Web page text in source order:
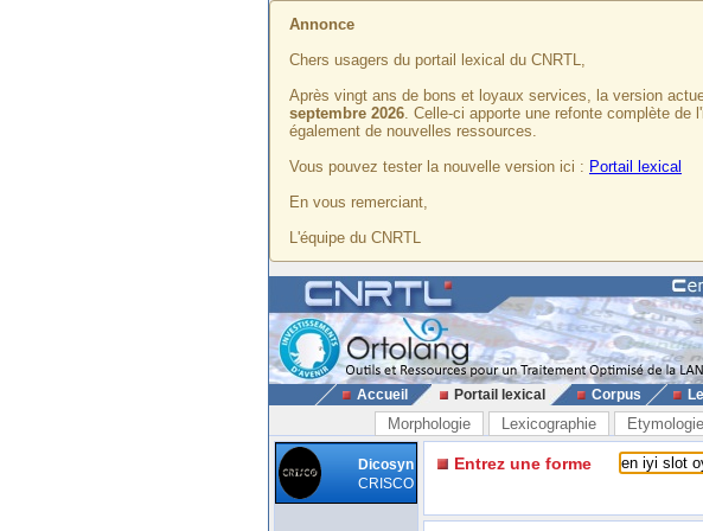
Annonce
Chers usagers du portail lexical du CNRTL,
Après vingt ans de bons et loyaux services, la version
septembre 2026. Celle-ci apporte une refonte complète
également de nouvelles ressources.
Vous pouvez tester la nouvelle version ici : Portail lexical
En vous remerciant,
L'équipe du CNRTL
Accueil Portail lexical Corpus
Morphologie Lexicographie Etymologie
Dicosyn
CRISCO
Entrez une forme